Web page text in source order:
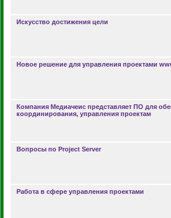
Искусство достижения цели
Новое решение для управления проектами
Компания Медиачеис представляет ПО для
координирования, управления проектам
Вопросы по Project Server
Работа в сфере управления проектами